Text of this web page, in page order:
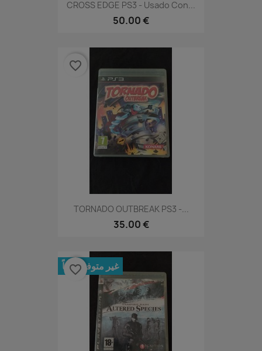
CROSS EDGE PS3 - Usado Con...
50.00 €
TORNADO OUTBREAK PS3 -...
35.00 €
favorite_border
غير متوفر حالياً
favorite_border